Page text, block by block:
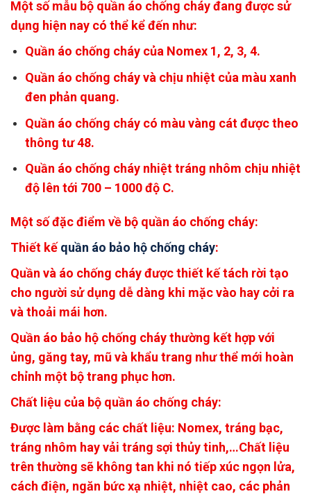
Một số mẫu bộ quần áo chống cháy đang được sử
dụng hiện nay có thể kể đến như:
Quần áo chống cháy của Nomex 1, 2, 3, 4.
Quần áo chống cháy và chịu nhiệt của màu xanh
đen phản quang.
Quần áo chống cháy có màu vàng cát được theo
thông tư 48.
Quần áo chống cháy nhiệt tráng nhôm chịu nhiệt
độ lên tới 700 – 1000 độ C.
Một số đặc điểm về bộ quần áo chống cháy:
Thiết kếquần áo bảo hộ chống cháy:
Quần và áo chống cháy được thiết kế tách rời tạo
cho người sử dụng dễ dàng khi mặc vào hay cởi ra
và thoải mái hơn.
Quần áo bảo hộ chống cháy thường kết hợp với
ủng, găng tay, mũ và khẩu trang như thể mới hoàn
chỉnh một bộ trang phục hơn.
Chất liệu của bộ quần áo chống cháy:
Được làm bằng các chất liệu: Nomex, tráng bạc,
tráng nhôm hay vải tráng sợi thủy tinh,…Chất liệu
trên thường sẽ không tan khi nó tiếp xúc ngọn lửa,
cách điện, ngăn bức xạ nhiệt, nhiệt cao, các phản